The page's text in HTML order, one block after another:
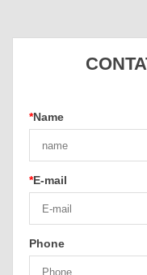
*Name
*E-mail
Phone